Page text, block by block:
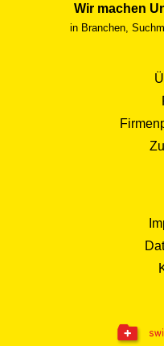
Wir machen
in Branchen,